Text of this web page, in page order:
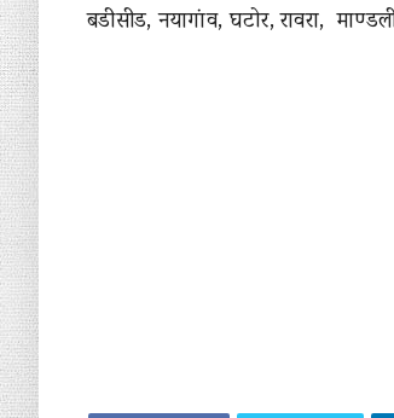
बडीसीड, नयागांव, घटोर, रावरा,